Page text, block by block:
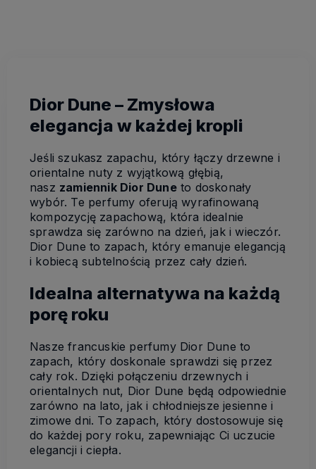
Dior Dune – Zmysłowa
elegancja w każdej kropli
Jeśli szukasz zapachu, który łączy drzewne i
orientalne nuty z wyjątkową głębią,
nasz zamiennik Dior Duneto doskonały
wybór. Te perfumy oferują wyrafinowaną
kompozycję zapachową, która idealnie
sprawdza się zarówno na dzień, jak i wieczór.
Dior Dune to zapach, który emanuje elegancją
i kobiecą subtelnością przez cały dzień.
Idealna alternatywa na każdą
porę roku
Nasze francuskie perfumy Dior Dune to
zapach, który doskonale sprawdzi się przez
cały rok. Dzięki połączeniu drzewnych i
orientalnych nut, Dior Dune będą odpowiednie
zarówno na lato, jak i chłodniejsze jesienne i
zimowe dni. To zapach, który dostosowuje się
do każdej pory roku, zapewniając Ci uczucie
elegancji i ciepła.